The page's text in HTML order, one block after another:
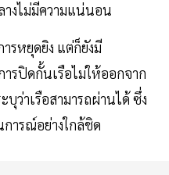
างไม่มีความแน่นอน
รหยุดยิง แต่ก็ยังมี
รปิดกั้นเรือไม่ให้ออกจาก
ว่าเรือสามารถผ่านได้ ซึ่ง
การณ์อย่างใกล้ชิด